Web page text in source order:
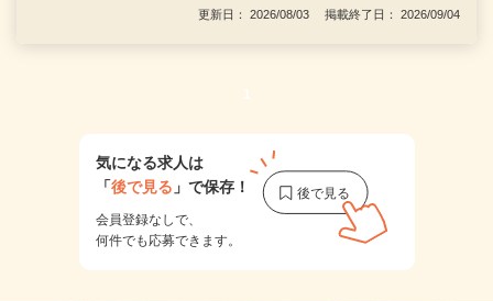
更新日： 2026/08/03 掲載終了日： 2026/09/04
1
気になる求人は
「後で見る 」で保存！
会員登録なしで、
何件でも応募できます。